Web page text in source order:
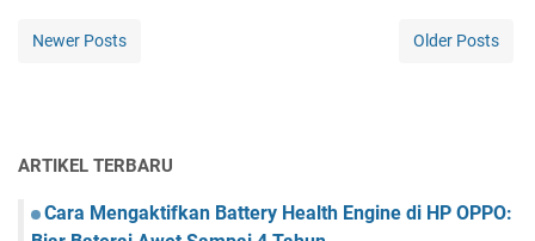
Newer Posts Older Posts
ARTIKEL TERBARU
Cara Mengaktifkan Battery Health Engine di HP OPPO: